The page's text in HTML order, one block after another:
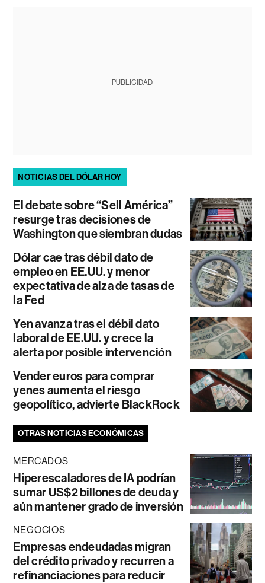
PUBLICIDAD
NOTICIAS DEL DÓLAR HOY
El debate sobre “Sell América”
resurge tras decisiones de
Washington que siembran dudas
Dólar cae tras débil dato de
empleo en EE.UU. y menor
expectativa de alza de tasas de
la Fed
Yen avanza tras el débil dato
laboral de EE.UU. y crece la
alerta por posible intervención
Vender euros para comprar
yenes aumenta el riesgo
geopolítico, advierte BlackRock
OTRAS NOTICIAS ECONÓMICAS
MERCADOS
Hiperescaladores de IA podrían
sumar US$2 billones de deuda y
aún mantener grado de inversión
NEGOCIOS
Empresas endeudadas migran
del crédito privado y recurren a
refinanciaciones para reducir